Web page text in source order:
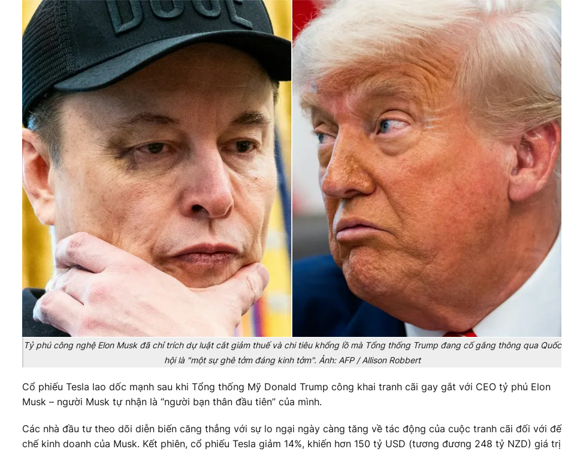
Tỷ phú công nghệ Elon Musk đã chỉ trích dự luật cắt giảm thuế và chi tiêu khổng lồ mà Tổng thống Trump đang cố gắng thông qua Quốc
hội là "một sự ghê tởm đáng kinh tởm". Ảnh: AFP / Allison Robbert
Cổ phiếu Tesla lao dốc mạnh sau khi Tổng thống Mỹ Donald Trump công khai tranh cãi gay gắt với CEO tỷ phú Elon
Musk – người Musk tự nhận là “người bạn thân đầu tiên” của mình.
Các nhà đầu tư theo dõi diễn biến căng thẳng với sự lo ngại ngày càng tăng về tác động của cuộc tranh cãi đối với đế
chế kinh doanh của Musk. Kết phiên, cổ phiếu Tesla giảm 14%, khiến hơn 150 tỷ USD (tương đương 248 tỷ NZD) giá trị